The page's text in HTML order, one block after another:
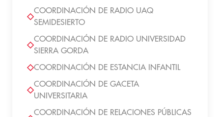
COORDINACIÓN DE RADIO UAQ
SEMIDESIERTO
COORDINACIÓN DE RADIO UNIVERSIDAD
SIERRA GORDA
COORDINACIÓN DE ESTANCIA INFANTIL
COORDINACIÓN DE GACETA
UNIVERSITARIA
COORDINACIÓN DE RELACIONES PÚBLICAS